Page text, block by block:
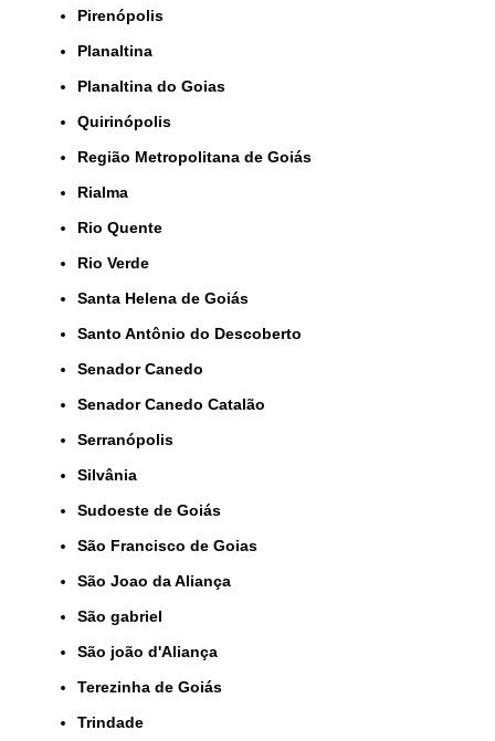
Pirenópolis
Planaltina
Planaltina do Goias
Quirinópolis
Região Metropolitana de Goiás
Rialma
Rio Quente
Rio Verde
Santa Helena de Goiás
Santo Antônio do Descoberto
Senador Canedo
Senador Canedo Catalão
Serranópolis
Silvânia
Sudoeste de Goiás
São Francisco de Goias
São Joao da Aliança
São gabriel
São joão d'Aliança
Terezinha de Goiás
Trindade